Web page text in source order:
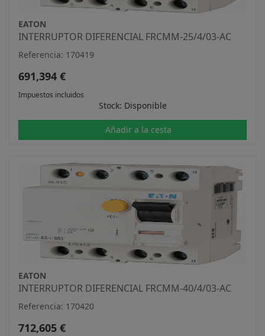
EATON
INTERRUPTOR DIFERENCIAL FRCMM-25/4/03-AC
Referencia: 170419
691,394 €
Impuestos incluidos
Stock: Disponible
Añadir a la cesta
EATON
INTERRUPTOR DIFERENCIAL FRCMM-40/4/03-AC
Referencia: 170420
712,605 €